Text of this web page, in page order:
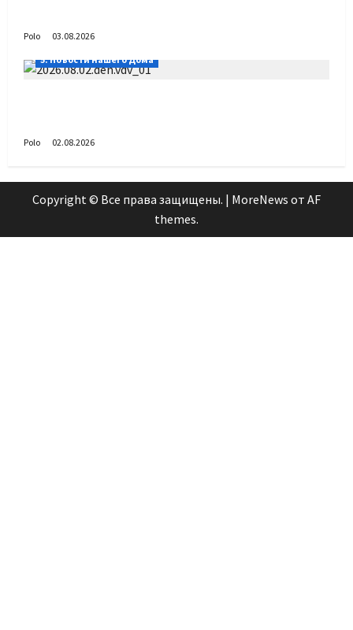
Polo
03.08.2026
5. Новости нашего Дома
Polo 02.08.2026
Copyright © Все права защищены. | MoreNews от AF
themes.